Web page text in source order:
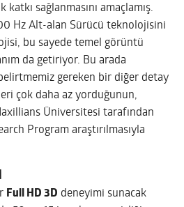
sağlanmasını amaçlamış.
Hz Alt-alan Sürücü teknolojisini
bu sayede temel görüntü
da getiriyor. Bu arada
gereken bir diğer detay
çok daha az yorduğunun,
Üniversitesi tarafından
Program araştırılmasıyla
Full HD 3D deneyimi sunacak